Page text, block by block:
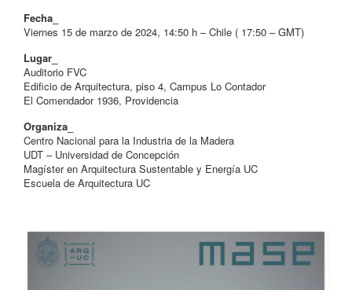
Fecha_
Viernes 15 de marzo de 2024, 14:50 h – Chile ( 17:50 – GMT)
Lugar_
Auditorio FVC
Edificio de Arquitectura, piso 4, Campus Lo Contador
El Comendador 1936, Providencia
Organiza_
Centro Nacional para la Industria de la Madera
UDT – Universidad de Concepción
Magíster en Arquitectura Sustentable y Energía UC
Escuela de Arquitectura UC